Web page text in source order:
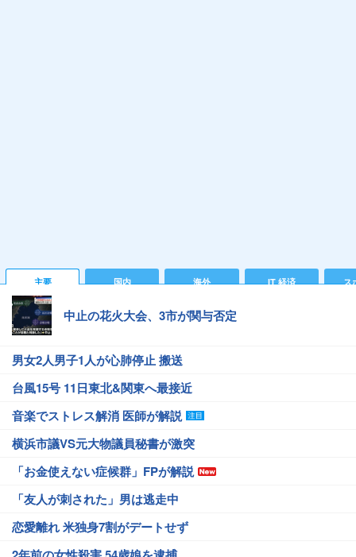
主要 国内 海外 IT 経済 ス
中止の花火大会、3市が関与否定
男女2人男子1人が心肺停止 搬送
台風15号 11日東北&関東へ最接近
音楽でストレス解消 医師が解説
横浜市議VS元大物議員秘書が激突
「お金使えない症候群」FPが解説
「友人が刺された」男は逃走中
恋愛離れ 米独身7割がデートせず